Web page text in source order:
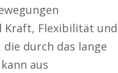
Kraft, Flexibilität und
durch das lange
aus